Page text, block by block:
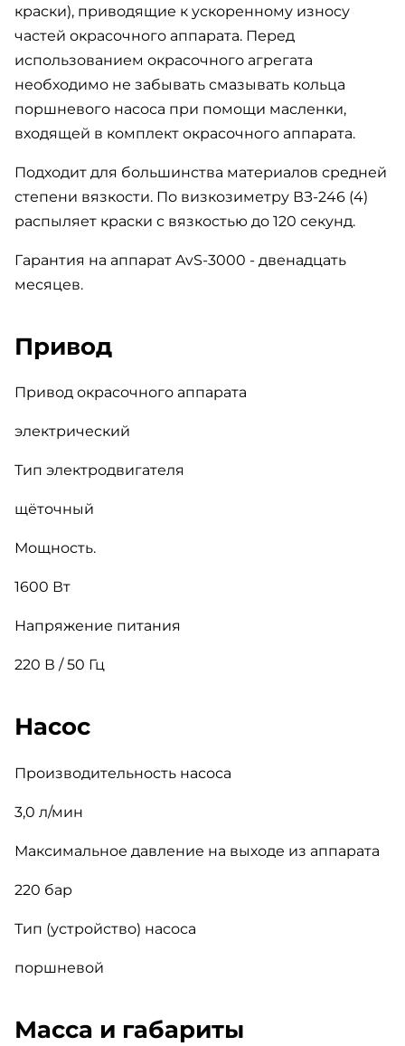
краски), приводящие к ускоренному износу
частей окрасочного аппарата. Перед
использованием окрасочного агрегата
необходимо не забывать смазывать кольца
поршневого насоса при помощи масленки,
входящей в комплект окрасочного аппарата.
Подходит для большинства материалов средней
степени вязкости. По визкозиметру ВЗ-246 (4)
распыляет краски с вязкостью до 120 секунд.
Гарантия на аппарат AvS-3000 - двенадцать
месяцев.
Привод
Привод окрасочного аппарата
электрический
Тип электродвигателя
щёточный
Мощность.
1600 Вт
Напряжение питания
220 В / 50 Гц
Насос
Производительность насоса
3,0 л/мин
Максимальное давление на выходе из аппарата
220 бар
Тип (устройство) насоса
поршневой
Масса и габариты